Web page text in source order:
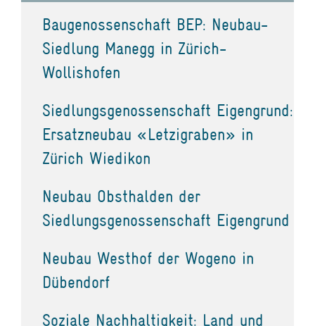
Baugenossenschaft BEP: Neubau-
Siedlung Manegg in Zürich-
Wollishofen
Siedlungsgenossenschaft Eigengrund:
Ersatzneubau «Letzigraben» in
Zürich Wiedikon
Neubau Obsthalden der
Siedlungsgenossenschaft Eigengrund
Neubau Westhof der Wogeno in
Dübendorf
Soziale Nachhaltigkeit: Land und